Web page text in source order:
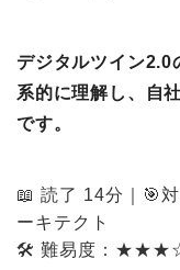
デジタルツイン2.0
系的に理解し、自
です。
📖 読了 14分｜🎯
ーキテクト
🛠 難易度：